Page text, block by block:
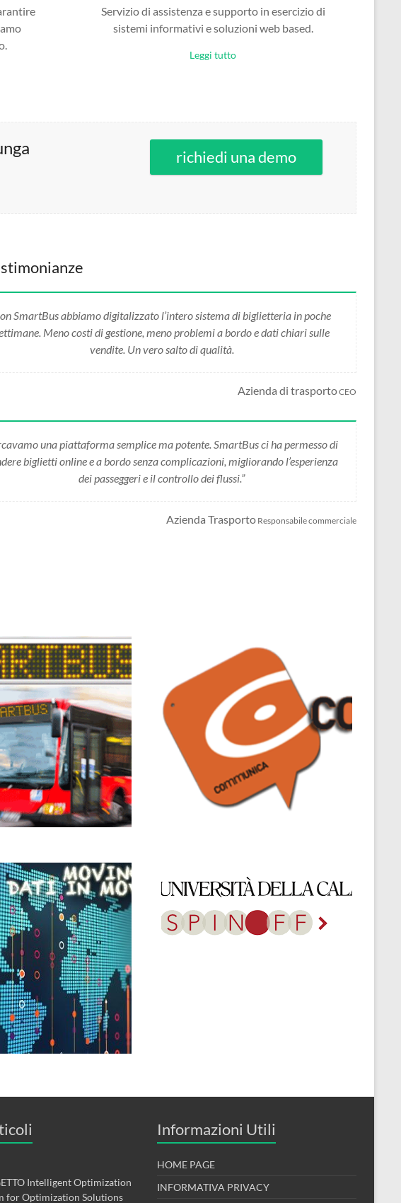
Servizio di assistenza e supporto in esercizio di
sistemi informativi e soluzioni web based.
Leggi tutto
richiedi una demo
SmartBus abbiamo digitalizzato l’intero sistema di biglietteria in poche
Meno costi di gestione, meno problemi a bordo e dati chiari sulle
vendite. Un vero salto di qualità.
Azienda di trasportoCEO
una piattaforma semplice ma potente. SmartBus ci ha permesso di
biglietti online e a bordo senza complicazioni, migliorando l’esperienza
dei passeggeri e il controllo dei flussi.”
Azienda Trasporto Responsabile commerciale
Intelligent Optimization
for Optimization Solutions
Informazioni Utili
HOME PAGE
INFORMATIVA PRIVACY